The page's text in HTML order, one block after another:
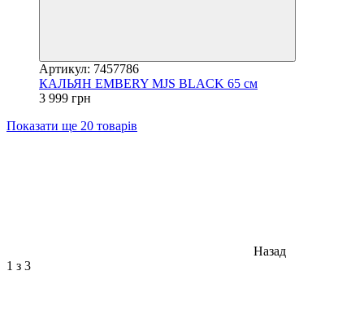
Артикул: 7457786
КАЛЬЯН EMBERY MJS BLACK 65 см
3 999 грн
Показати ще 20 товарів
Назад
1 з 3